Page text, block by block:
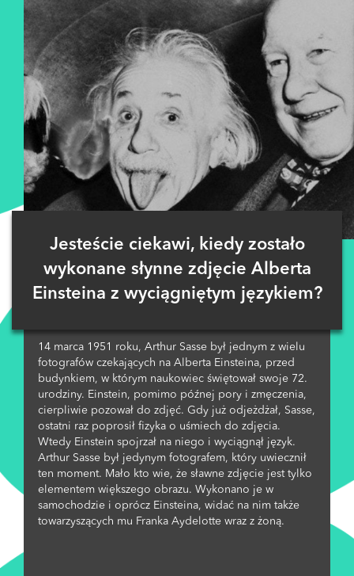
Jesteście ciekawi, kiedy zostało
wykonane słynne zdjęcie Alberta
Einsteina z wyciągniętym językiem?
14 marca 1951 roku, Arthur Sasse był jednym z wielu
fotografów czekających na Alberta Einsteina, przed
budynkiem, w którym naukowiec świętował swoje 72.
urodziny. Einstein, pomimo późnej pory i zmęczenia,
cierpliwie pozował do zdjęć. Gdy już odjeżdżał, Sasse,
ostatni raz poprosił fizyka o uśmiech do zdjęcia.
Wtedy Einstein spojrzał na niego i wyciągnął język.
Arthur Sasse był jedynym fotografem, który uwiecznił
ten moment. Mało kto wie, że sławne zdjęcie jest tylko
elementem większego obrazu. Wykonano je w
samochodzie i oprócz Einsteina, widać na nim także
towarzyszących mu Franka Aydelotte wraz z żoną.